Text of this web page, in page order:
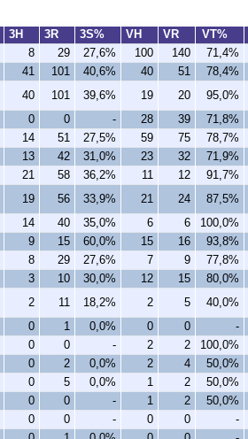
3H 3R 3S% VH VR VT%
8 29 27,6% 100 140 71,4%
41 101 40,6% 40 51 78,4%
40 101 39,6% 19 20 95,0%
0 0 - 28 39 71,8%
14 51 27,5% 59 75 78,7%
13 42 31,0% 23 32 71,9%
21 58 36,2% 11 12 91,7%
19 56 33,9% 21 24 87,5%
14 40 35,0% 6 6 100,0%
9 15 60,0% 15 16 93,8%
8 29 27,6% 7 9 77,8%
3 10 30,0% 12 15 80,0%
2 11 18,2% 2 5 40,0%
0 1 0,0% 0 0 -
0 0 - 2 2 100,0%
0 2 0,0% 2 4 50,0%
0 5 0,0% 1 2 50,0%
0 0 - 1 2 50,0%
0 0 - 0 0 -